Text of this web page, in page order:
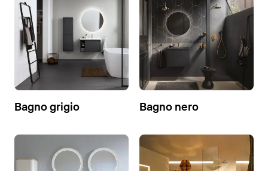
Bagno grigio Bagno nero